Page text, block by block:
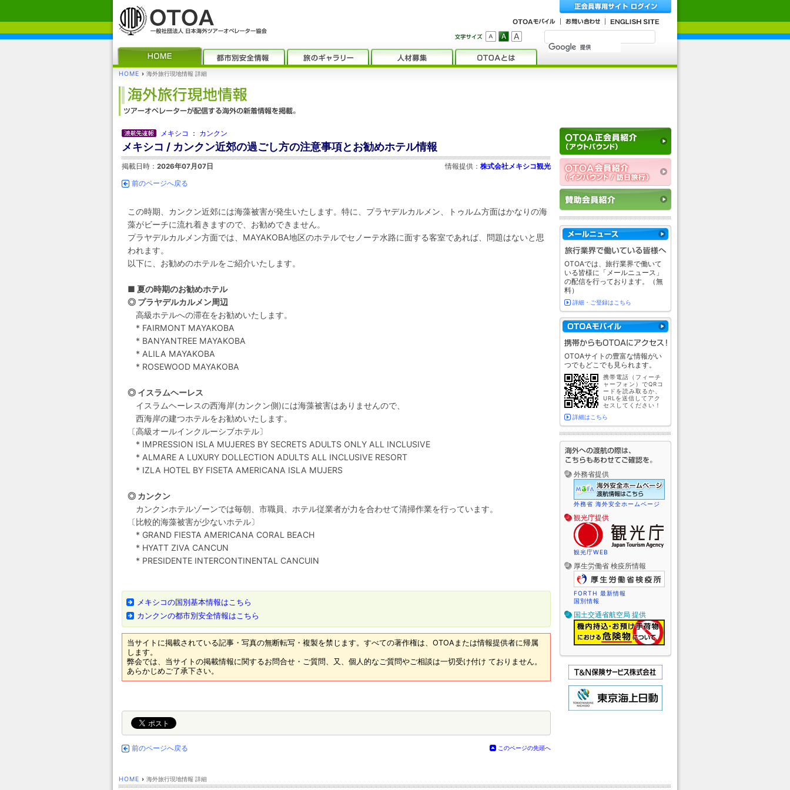
HOME › 海外旅行現地情報 詳細
メキシコ ： カンクン
メキシコ / カンクン近郊の過ごし方の注意事項とお勧めホテル情報
掲載日時： 2026年07月07日 情報提供： 株式会社メキシコ観光
前のページへ戻る
この時期、カンクン近郊には海藻被害が発生いたします。特に、プラヤデルカルメン、トゥルム方面はかなりの海
藻がビーチに流れ着きますので、お勧めできません。
プラヤデルカルメン方面では、MAYAKOBA地区のホテルでセノーテ水路に面する客室であれば、問題はないと思
われます。
以下に、お勧めのホテルをご紹介いたします。
■ 夏の時期のお勧めホテル
◎ プラヤデルカルメン周辺
高級ホテルへの滞在をお勧めいたします。
* FAIRMONT MAYAKOBA
* BANYANTREE MAYAKOBA
* ALILA MAYAKOBA
* ROSEWOOD MAYAKOBA
◎ イスラムヘーレス
イスラムヘーレスの西海岸(カンクン側)には海藻被害はありませんので、
西海岸の建つホテルをお勧めいたします。
〔高級オールインクルーシブホテル〕
* IMPRESSION ISLA MUJERES BY SECRETS ADULTS ONLY ALL INCLUSIVE
* ALMARE A LUXURY DOLLECTION ADULTS ALL INCLUSIVE RESORT
* IZLA HOTEL BY FISETA AMERICANA ISLA MUJERS
◎ カンクン
カンクンホテルゾーンでは毎朝、市職員、ホテル従業者が力を合わせて清掃作業を行っています。
〔比較的海藻被害が少ないホテル〕
* GRAND FIESTA AMERICANA CORAL BEACH
* HYATT ZIVA CANCUN
* PRESIDENTE INTERCONTINENTAL CANCUIN
メキシコの国別基本情報はこちら
カンクンの都市別安全情報はこちら
当サイトに掲載されている記事・写真の無断転写・複製を禁じます。すべての著作権は、OTOAまたは情報提供者に帰属
します。
弊会では、当サイトの掲載情報に関するお問合せ・ご質問、又、個人的なご質問やご相談は一切受け付け ておりません。
あらかじめご了承下さい。
前のページへ戻る このページの先頭へ
OTOAでは、旅行業界で働いて
いる皆様に「メールニュース」
の配信を行っております。（無
料）
詳細・ご登録はこちら
OTOAサイトの豊富な情報がい
つでもどこでも見られます。
携帯電話（フィーチ
ャーフォン）でQRコ
ードを読み取るか、
URLを送信してアク
セスしてください！
詳細はこちら
外務省提供
外務省 海外安全ホームページ
観光庁提供
観光庁WEB
厚生労働省 検疫所情報
FORTH 最新情報
国別情報
国土交通省航空局 提供
HOME › 海外旅行現地情報 詳細